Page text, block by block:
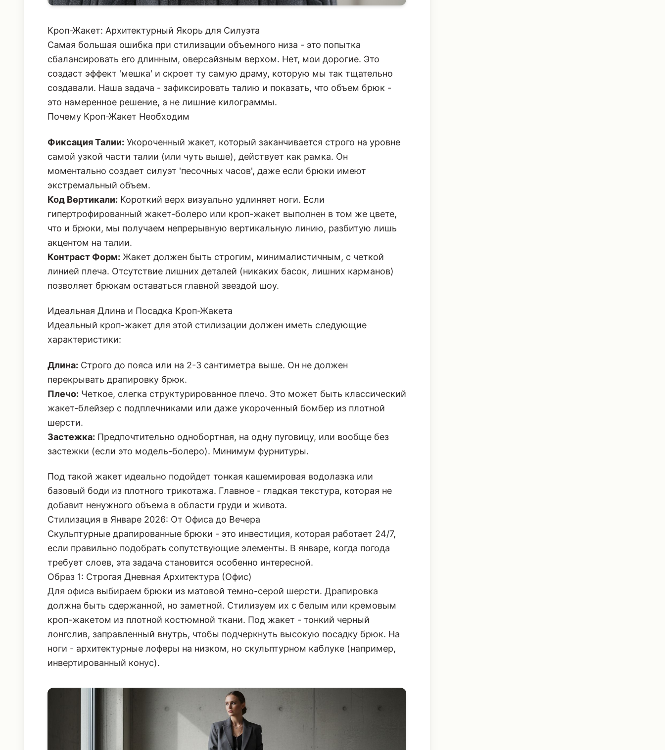
Кроп-Жакет: Архитектурный Якорь для Силуэта
Самая большая ошибка при стилизации объемного низа - это попытка
сбалансировать его длинным, оверсайзным верхом. Нет, мои дорогие. Это
создаст эффект 'мешка' и скроет ту самую драму, которую мы так тщательно
создавали. Наша задача - зафиксировать талию и показать, что объем брюк -
это намеренное решение, а не лишние килограммы.
Почему Кроп-Жакет Необходим
Фиксация Талии: Укороченный жакет, который заканчивается строго на уровне
самой узкой части талии (или чуть выше), действует как рамка. Он
моментально создает силуэт 'песочных часов', даже если брюки имеют
экстремальный объем.
Код Вертикали: Короткий верх визуально удлиняет ноги. Если
гипертрофированный жакет-болеро или кроп-жакет выполнен в том же цвете,
что и брюки, мы получаем непрерывную вертикальную линию, разбитую лишь
акцентом на талии.
Контраст Форм: Жакет должен быть строгим, минималистичным, с четкой
линией плеча. Отсутствие лишних деталей (никаких басок, лишних карманов)
позволяет брюкам оставаться главной звездой шоу.
Идеальная Длина и Посадка Кроп-Жакета
Идеальный кроп-жакет для этой стилизации должен иметь следующие
характеристики:
Длина: Строго до пояса или на 2-3 сантиметра выше. Он не должен
перекрывать драпировку брюк.
Плечо: Четкое, слегка структурированное плечо. Это может быть классический
жакет-блейзер с подплечниками или даже укороченный бомбер из плотной
шерсти.
Застежка: Предпочтительно однобортная, на одну пуговицу, или вообще без
застежки (если это модель-болеро). Минимум фурнитуры.
Под такой жакет идеально подойдет тонкая кашемировая водолазка или
базовый боди из плотного трикотажа. Главное - гладкая текстура, которая не
добавит ненужного объема в области груди и живота.
Стилизация в Январе 2026: От Офиса до Вечера
Скульптурные драпированные брюки - это инвестиция, которая работает 24/7,
если правильно подобрать сопутствующие элементы. В январе, когда погода
требует слоев, эта задача становится особенно интересной.
Образ 1: Строгая Дневная Архитектура (Офис)
Для офиса выбираем брюки из матовой темно-серой шерсти. Драпировка
должна быть сдержанной, но заметной. Стилизуем их с белым или кремовым
кроп-жакетом из плотной костюмной ткани. Под жакет - тонкий черный
лонгслив, заправленный внутрь, чтобы подчеркнуть высокую посадку брюк. На
ноги - архитектурные лоферы на низком, но скульптурном каблуке (например,
инвертированный конус).